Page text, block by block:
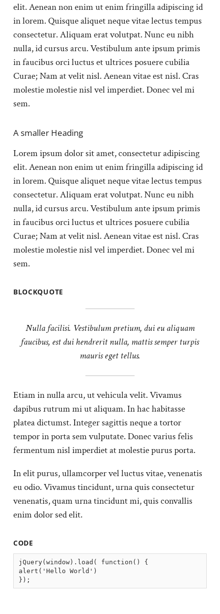
elit. Aenean non enim ut enim fringilla adipiscing id
in lorem. Quisque aliquet neque vitae lectus tempus
consectetur. Aliquam erat volutpat. Nunc eu nibh
nulla, id cursus arcu. Vestibulum ante ipsum primis
in faucibus orci luctus et ultrices posuere cubilia
Curae; Nam at velit nisl. Aenean vitae est nisl. Cras
molestie molestie nisl vel imperdiet. Donec vel mi
sem.
A smaller Heading
Lorem ipsum dolor sit amet, consectetur adipiscing
elit. Aenean non enim ut enim fringilla adipiscing id
in lorem. Quisque aliquet neque vitae lectus tempus
consectetur. Aliquam erat volutpat. Nunc eu nibh
nulla, id cursus arcu. Vestibulum ante ipsum primis
in faucibus orci luctus et ultrices posuere cubilia
Curae; Nam at velit nisl. Aenean vitae est nisl. Cras
molestie molestie nisl vel imperdiet. Donec vel mi
sem.
BLOCKQUOTE
Nulla facilisi. Vestibulum pretium, dui eu aliquam
faucibus, est dui hendrerit nulla, mattis semper turpis
mauris eget tellus.
Etiam in nulla arcu, ut vehicula velit. Vivamus
dapibus rutrum mi ut aliquam. In hac habitasse
platea dictumst. Integer sagittis neque a tortor
tempor in porta sem vulputate. Donec varius felis
fermentum nisl imperdiet at molestie purus porta.
In elit purus, ullamcorper vel luctus vitae, venenatis
eu odio. Vivamus tincidunt, urna quis consectetur
venenatis, quam urna tincidunt mi, quis convallis
enim dolor sed elit.
CODE
jQuery(window).load( function() {
alert('Hello World')
});